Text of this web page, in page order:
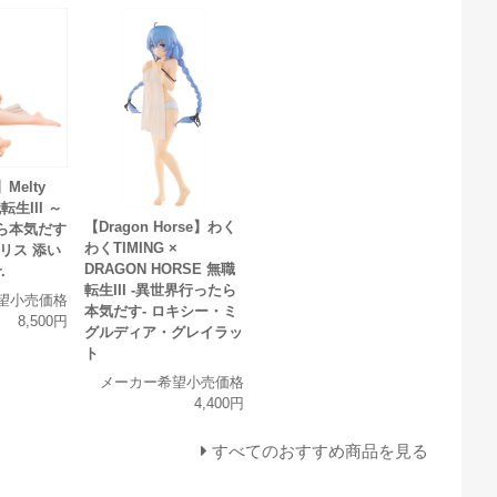
Melty
生III ～
本気だす
ス 添い
小売価格
8,500円
【Dragon Horse】わく
わくTIMING ×
DRAGON HORSE 無職
転生III -異世界行ったら
本気だす- ロキシー・ミ
グルディア・グレイラッ
ト
メーカー希望小売価格
4,400円
すべてのおすすめ商品を見る